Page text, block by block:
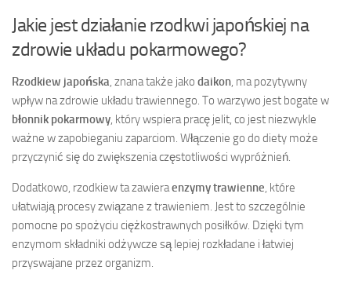
Jakie jest działanie rzodkwi japońskiej na
zdrowie układu pokarmowego?
Rzodkiew japońska, znana także jako daikon, ma pozytywny
wpływ na zdrowie układu trawiennego. To warzywo jest bogate w
błonnik pokarmowy, który wspiera pracę jelit, co jest niezwykle
ważne w zapobieganiu zaparciom. Włączenie go do diety może
przyczynić się do zwiększenia częstotliwości wypróżnień.
Dodatkowo, rzodkiew ta zawieraenzymy trawienne, które
ułatwiają procesy związane z trawieniem. Jest to szczególnie
pomocne po spożyciu ciężkostrawnych posiłków. Dzięki tym
enzymom składniki odżywcze są lepiej rozkładane i łatwiej
przyswajane przez organizm.